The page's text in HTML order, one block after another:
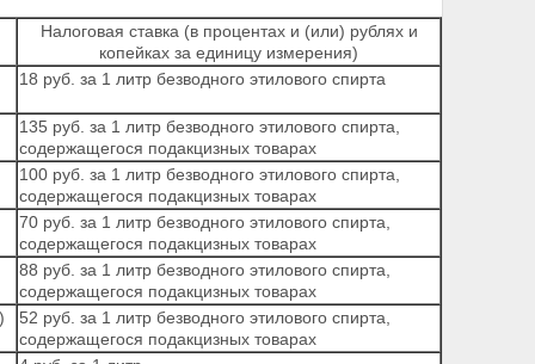
Налоговая ставка (в процентах и (или) рублях и
копейках за единицу измерения)
18 руб. за 1 литр безводного этилового спирта
135 руб. за 1 литр безводного этилового спирта,
содержащегося подакцизных товарах
100 руб. за 1 литр безводного этилового спирта,
содержащегося подакцизных товарах
70 руб. за 1 литр безводного этилового спирта,
содержащегося подакцизных товарах
88 руб. за 1 литр безводного этилового спирта,
содержащегося подакцизных товарах
52 руб. за 1 литр безводного этилового спирта,
содержащегося подакцизных товарах